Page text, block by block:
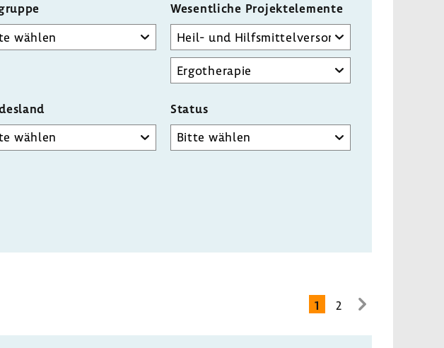
Wesent­liche Projekt­ele­mente
Wesentliche
Projektelemente
Detailauswahl
wesentliches
Status
Status
1 2
zur